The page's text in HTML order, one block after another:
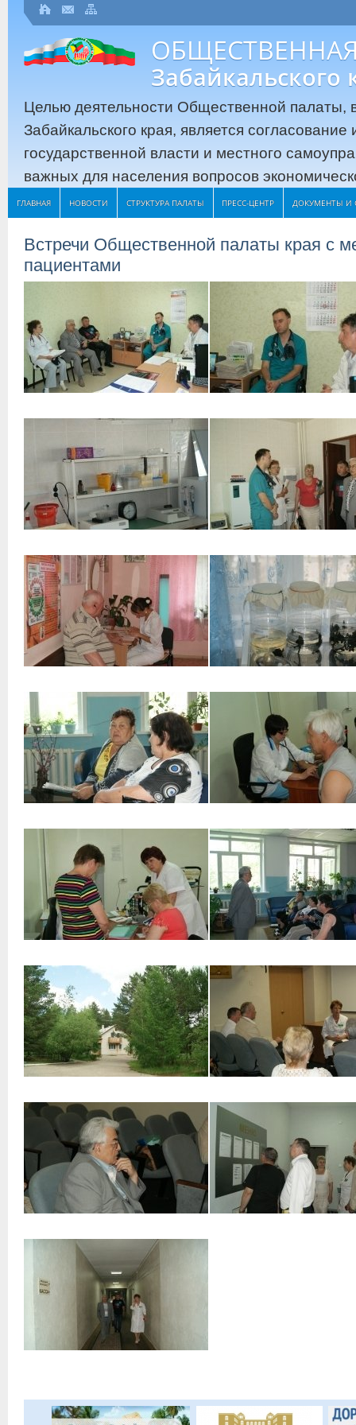
Забайкальского
Целью деятельности Общественной палаты,
Забайкальского края, является
государственной власти и местного
важных для населения вопросов
ГЛАВНАЯ НОВОСТИ СТРУКТУРА ПАЛАТЫ ПРЕСС-ЦЕНТР ДОКУМЕНТЫ И
Встречи Общественной палаты края с
пациентами